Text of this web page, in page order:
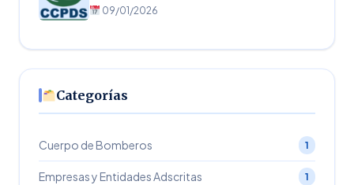
09/01/2026
Categorías
Cuerpo de Bomberos 1
Empresas y Entidades Adscritas 1